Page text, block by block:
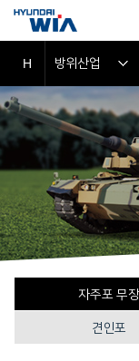
H 방위산업
자주포 무장
견인포